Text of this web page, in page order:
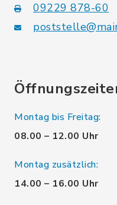
09229 878-60
Montag bis Freitag:
08.00 – 12.00 Uhr
Montag zusätzlich:
14.00 – 16.00 Uhr